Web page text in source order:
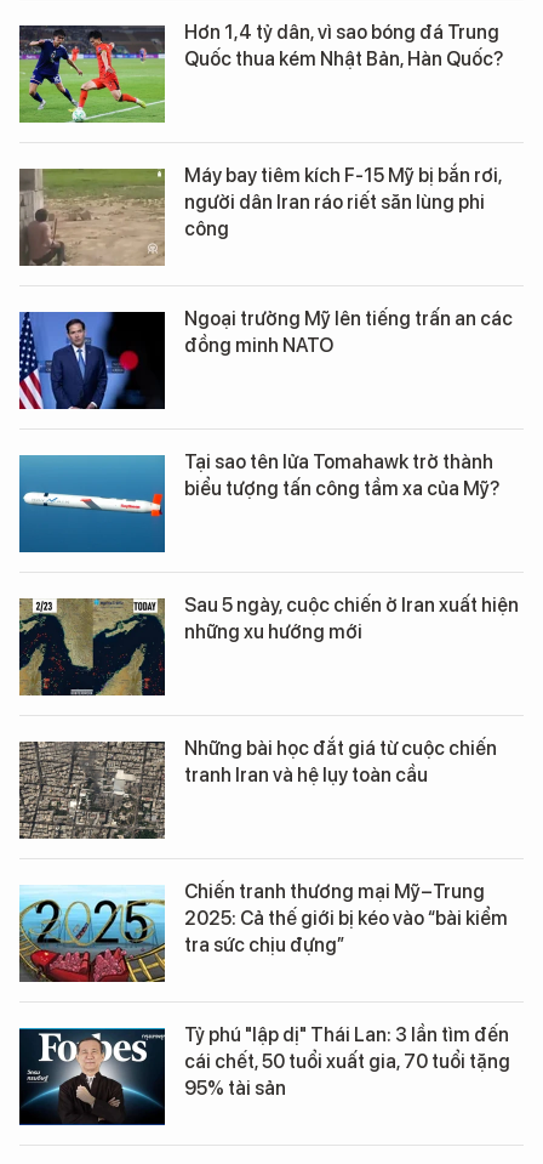
Hơn 1,4 tỷ dân, vì sao bóng đá Trung
Quốc thua kém Nhật Bản, Hàn Quốc?
Máy bay tiêm kích F-15 Mỹ bị bắn rơi,
người dân Iran ráo riết săn lùng phi
công
Ngoại trưởng Mỹ lên tiếng trấn an các
đồng minh NATO
Tại sao tên lửa Tomahawk trở thành
biểu tượng tấn công tầm xa của Mỹ?
Sau 5 ngày, cuộc chiến ở Iran xuất hiện
những xu hướng mới
Những bài học đắt giá từ cuộc chiến
tranh Iran và hệ lụy toàn cầu
Chiến tranh thương mại Mỹ–Trung
2025: Cả thế giới bị kéo vào “bài kiểm
tra sức chịu đựng”
Tỷ phú "lập dị" Thái Lan: 3 lần tìm đến
cái chết, 50 tuổi xuất gia, 70 tuổi tặng
95% tài sản